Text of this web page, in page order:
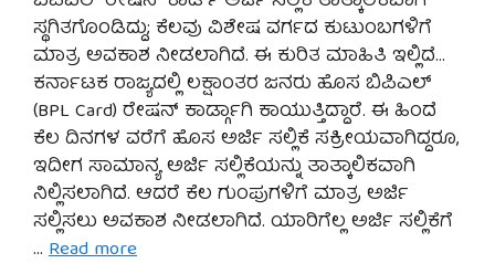
ಸ್ಥಗಿತಗೊಂಡಿದ್ದು; ಕೆಲವು ವಿಶೇಷ ವರ್ಗದ ಕುಟುಂಬಗಳಿಗೆ
ಮಾತ್ರ ಅವಕಾಶ ನೀಡಲಾಗಿದೆ. ಈ ಕುರಿತ ಮಾಹಿತಿ ಇಲ್ಲಿದೆ…
ಕರ್ನಾಟಕ ರಾಜ್ಯದಲ್ಲಿ ಲಕ್ಷಾಂತರ ಜನರು ಹೊಸ ಬಿಪಿಎಲ್
(BPL Card) ರೇಷನ್ ಕಾರ್ಡ್ಗಾಗಿ ಕಾಯುತ್ತಿದ್ದಾರೆ. ಈ ಹಿಂದೆ
ಕೆಲ ದಿನಗಳ ವರೆಗೆ ಹೊಸ ಅರ್ಜಿ ಸಲ್ಲಿಕೆ ಸಕ್ರೀಯವಾಗಿದ್ದರೂ,
ಇದೀಗ ಸಾಮಾನ್ಯ ಅರ್ಜಿ ಸಲ್ಲಿಕೆಯನ್ನು ತಾತ್ಕಾಲಿಕವಾಗಿ
ನಿಲ್ಲಿಸಲಾಗಿದೆ. ಆದರೆ ಕೆಲ ಗುಂಪುಗಳಿಗೆ ಮಾತ್ರ ಅರ್ಜಿ
ಸಲ್ಲಿಸಲು ಅವಕಾಶ ನೀಡಲಾಗಿದೆ. ಯಾರಿಗೆಲ್ಲ ಅರ್ಜಿ ಸಲ್ಲಿಕೆಗೆ
… Read more